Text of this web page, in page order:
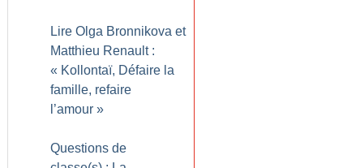
Lire Olga Bronnikova et
Matthieu Renault :
« Kollontaï, Défaire la
famille, refaire
l’amour »
Questions de